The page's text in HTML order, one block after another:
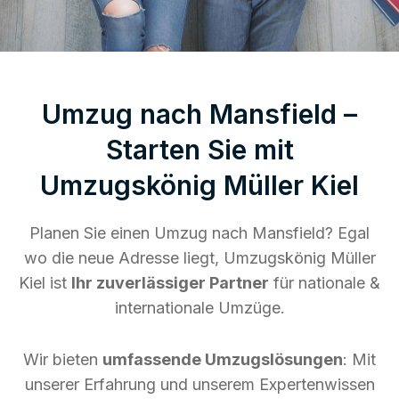
Umzug nach Mansfield –
Starten Sie mit
Umzugskönig Müller Kiel
Planen Sie einen Umzug nach Mansfield? Egal
wo die neue Adresse liegt, Umzugskönig Müller
Kiel ist Ihr zuverlässiger Partner für nationale &
internationale Umzüge.
Wir bieten umfassende Umzugslösungen: Mit
unserer Erfahrung und unserem Expertenwissen